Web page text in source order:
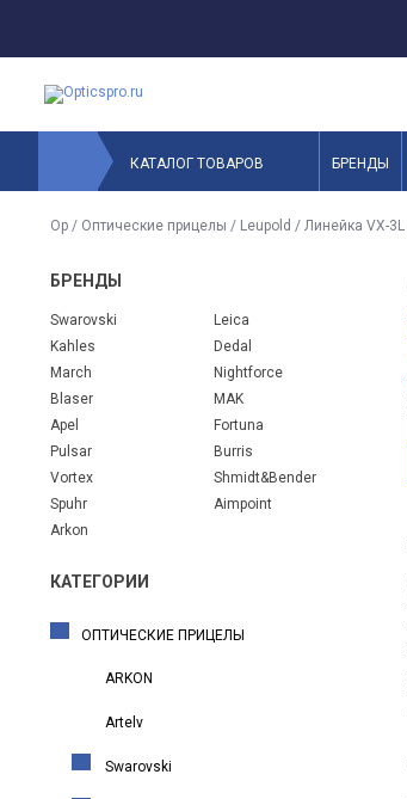
КАТАЛОГ ТОВАРОВ БРЕНДЫ
Op / Оптические прицелы / Leupold / Линейка VX-3L
БРЕНДЫ
Swarovski
Leica
Kahles
Dedal
March
Nightforce
Blaser
MAK
Apel
Fortuna
Pulsar
Burris
Vortex
Shmidt&Bender
Spuhr
Aimpoint
Arkon
КАТЕГОРИИ
ОПТИЧЕСКИЕ ПРИЦЕЛЫ
ARKON
Artelv
Swarovski